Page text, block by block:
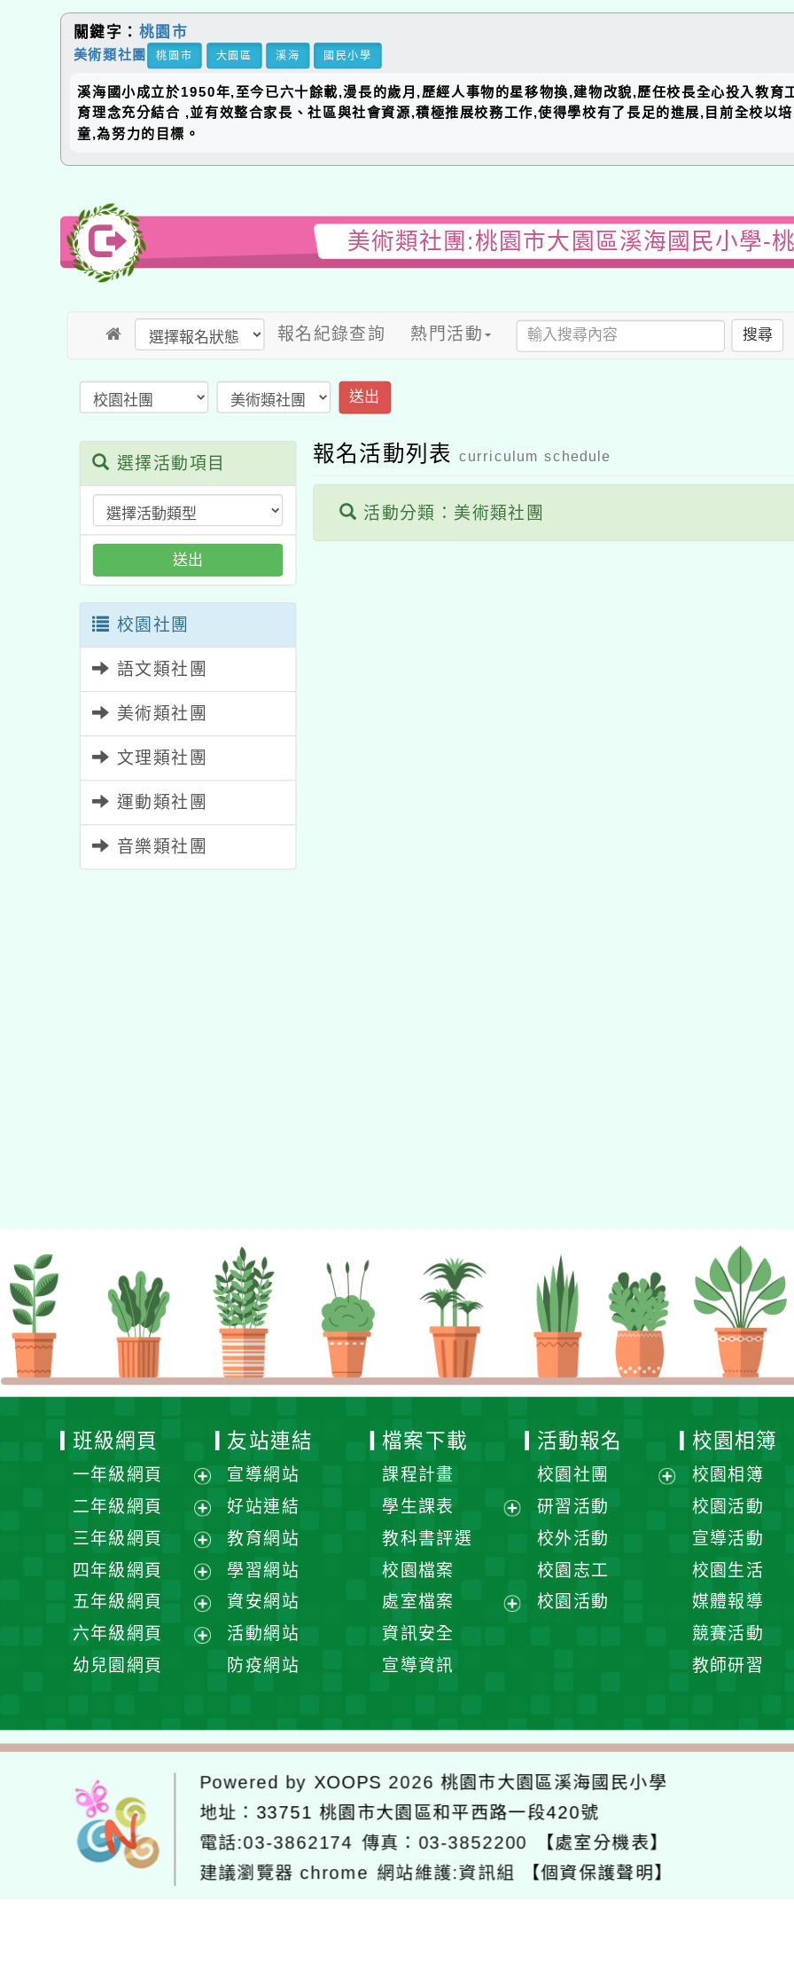
關鍵字： 桃園市
美術類社團 桃園市 大園區 溪海 國民小學
溪海國小成立於1950年,至今已六十餘載,漫長的歲月,歷經人事物的星移物換,建物改貌,歷任校長全心投入教育
育理念充分結合 ,並有效整合家長、社區與社會資源,積極推展校務工作,使得學校有了長足的進展,目前全校以
童,為努力的目標。
美術類社團:桃園市大園區溪海國民小學-
報名紀錄查詢 熱門活動 搜尋
送出
選擇活動項目
送出
校園社團
語文類社團
美術類社團
文理類社團
運動類社團
音樂類社團
報名活動列表 curriculum schedule
活動分類：美術類社團
班級網頁
一年級網頁
展
開
選
單
二年級網頁
展
開
選
單
三年級網頁
展
選
單
四年級網頁
展
選
五年級網頁
展
六年級網頁
單
幼兒園網頁
友站連結
宣導網站
好站連結
教育網站
學習網站
資安網站
活動網站
防疫網站
檔案下載
課程計畫
學生課表
單
教科書評選
校園檔案
處室檔案
資訊安全
宣導資訊
活動報名
校園社團
研習活動
校外活動
校園志工
校園活動
校園相簿
校園相簿
校園活動
宣導活動
校園生活
媒體報導
競賽活動
教師研習
Powered by XOOPS 2026桃園市大園區溪海國民小學
地址： 33751 桃園市大園區和平西路一段420號
電話:03-3862174 傳真：03-3852200
【處室分機表】
建議瀏覽器 chrome 網站維護:資訊組 【個資保護聲明】